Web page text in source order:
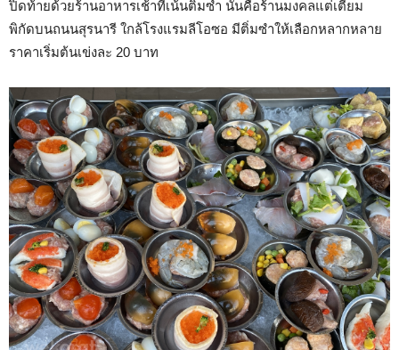
ปิดท้ายด้วยร้านอาหารเช้าที่เน้นติ่มซำ นั่นคือร้านมงคลแต่เตี๊ยม
พิกัดบนถนนสุรนารี ใกล้โรงแรมลีโอซอ มีติ่มซำให้เลือกหลากหลาย
ราคาเริ่มต้นเข่งละ 20 บาท